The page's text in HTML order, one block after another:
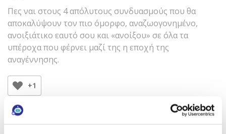
Πες ναι στους 4 απόλυτους συνδυασμούς που θα
αποκαλύψουν τον πιο όμορφο, αναζωογονημένο,
ανοιξιάτικο εαυτό σου και «ανοίξου» σε όλα τα
υπέροχα που φέρνει μαζί της η εποχή της
αναγέννησης.
+1
Θέλεις να λαμβάνεις τα